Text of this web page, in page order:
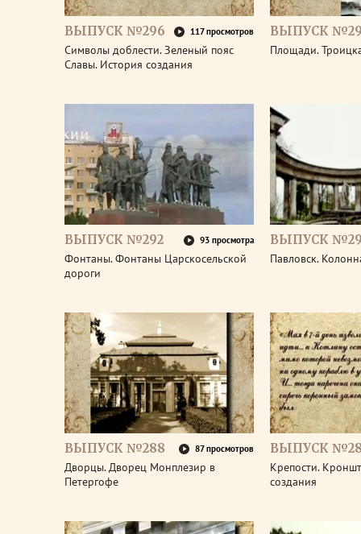
ВЫПУСК №296 117 просмотров
Символы доблести. Зеленый пояс
Славы. История создания
ВЫПУСК
Площади.
ВЫПУСК №292 93 просмотра
Фонтаны. Фонтаны Царскосельской
дороги
ВЫПУСК
Павловск.
ВЫПУСК №288 87 просмотров
Дворцы. Дворец Монплезир в
Петергофе
ВЫПУСК
Крепости.
создания